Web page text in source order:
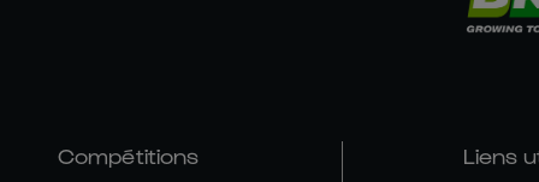
Compétitions Liens